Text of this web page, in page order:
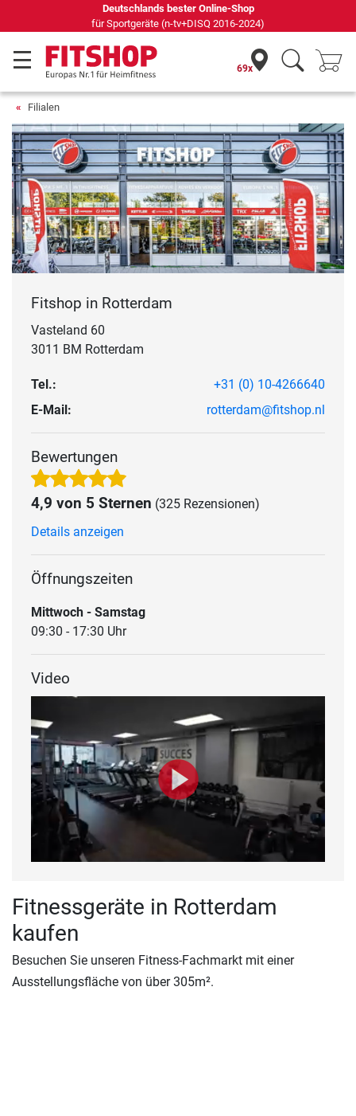
Deutschlands bester Online-Shop
für Sportgeräte (n-tv+DISQ 2016-2024)
69x
Filialen
Fitshop in Rotterdam
Vasteland 60
3011 BM Rotterdam
Tel.:
+31 (0) 10-4266640
E-Mail:
rotterdam@fitshop.nl
Bewertungen
4,9 von 5 Sternen (325 Rezensionen)
Details anzeigen
Öffnungszeiten
Mittwoch - Samstag
09:30 - 17:30 Uhr
Video
Fitnessgeräte in Rotterdam
kaufen
Besuchen Sie unseren Fitness-Fachmarkt mit einer
Ausstellungsfläche von über 305m².